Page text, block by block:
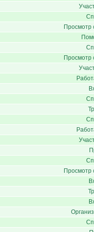
Просмотр
Просмотр
Просмотр